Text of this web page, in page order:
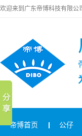
欢迎来到广东帝博科技有限公
帝博首页 公仔